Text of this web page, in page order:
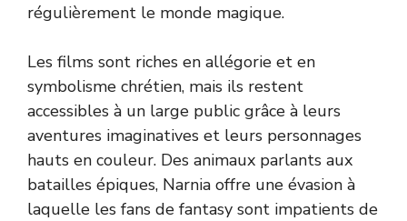
régulièrement le monde magique.
Les films sont riches en allégorie et en
symbolisme chrétien, mais ils restent
accessibles à un large public grâce à leurs
aventures imaginatives et leurs personnages
hauts en couleur. Des animaux parlants aux
batailles épiques, Narnia offre une évasion à
laquelle les fans de fantasy sont impatients de